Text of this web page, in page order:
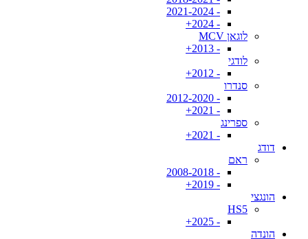
- 2021-2024
- 2024+
לוגאן MCV
- 2013+
לודגי
- 2012+
סנדרו
- 2012-2020
- 2021+
ספרינג
- 2021+
דודג
ראם
- 2008-2018
- 2019+
הונגצי
HS5
- 2025+
הונדה